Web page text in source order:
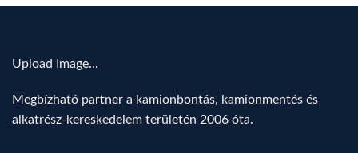
Upload Image...
Megbízható partner a kamionbontás, kamionmentés és
alkatrész-kereskedelem területén 2006 óta.